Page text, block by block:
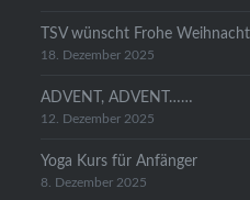
TSV wünscht Frohe
18. Dezember 2025
ADVENT, ADVENT……
12. Dezember 2025
Yoga Kurs für Anfänger
8. Dezember 2025